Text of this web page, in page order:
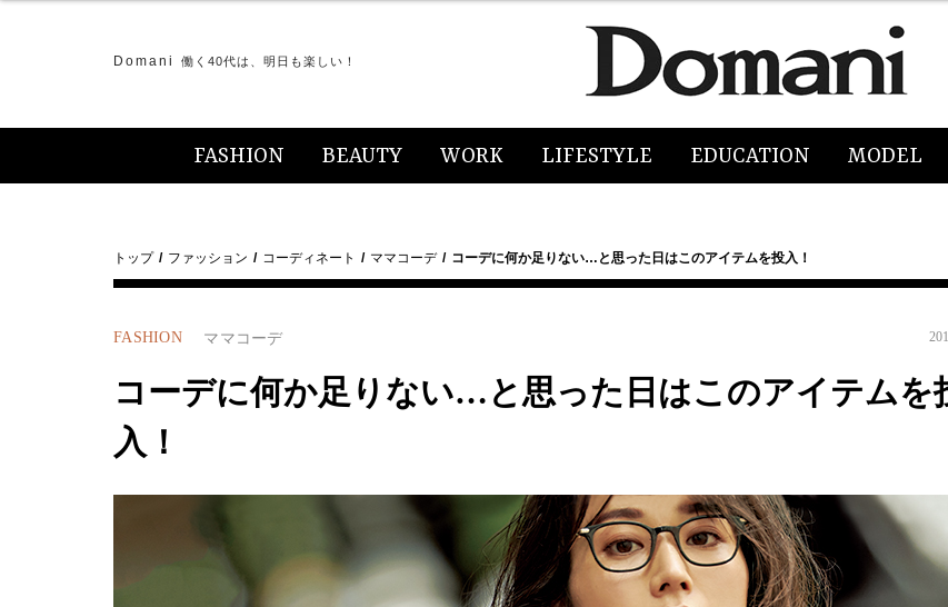
Domani 働く40代は、明日も楽しい！
FASHION BEAUTY WORK LIFESTYLE EDUCATION MODEL
トップ ファッション コーディネート ママコーデ コーデに何か足りない…と思った日はこのアイテムを投入！
FASHION ママコーデ
コーデに何か足りない…と思った日はこのアイテムを
入！